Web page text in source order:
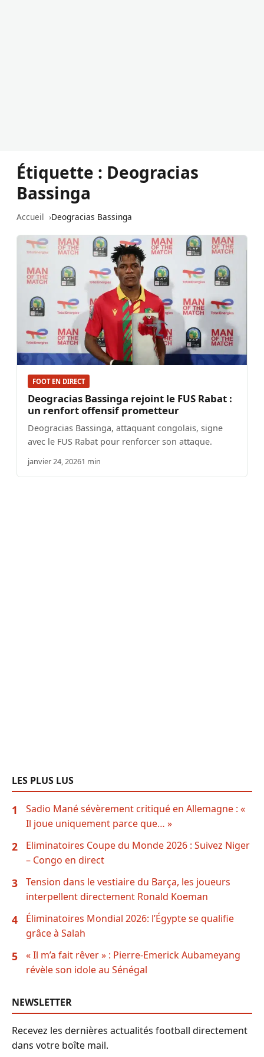
Étiquette : Deogracias
Bassinga
Accueil Deogracias Bassinga
FOOT EN DIRECT
Deogracias Bassinga rejoint le FUS Rabat :
un renfort offensif prometteur
Deogracias Bassinga, attaquant congolais, signe
avec le FUS Rabat pour renforcer son attaque.
janvier 24, 20261 min
LES PLUS LUS
1
Sadio Mané sévèrement critiqué en Allemagne : «
Il joue uniquement parce que… »
2
Eliminatoires Coupe du Monde 2026 : Suivez Niger
– Congo en direct
3
Tension dans le vestiaire du Barça, les joueurs
interpellent directement Ronald Koeman
4
Éliminatoires Mondial 2026: l’Égypte se qualifie
grâce à Salah
5
« Il m’a fait rêver » : Pierre-Emerick Aubameyang
révèle son idole au Sénégal
NEWSLETTER
Recevez les dernières actualités football directement
dans votre boîte mail.